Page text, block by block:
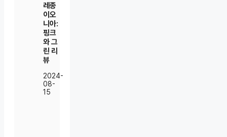
레종
이오
니아:
핑크
와 그
린 리
뷰
2024-
08-
15